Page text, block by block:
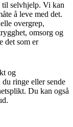
til selvhjelp. Vi kan
å leve med det.
overgrep,
omsorg og
det som er
og
du ringe ellersende
Du kan også